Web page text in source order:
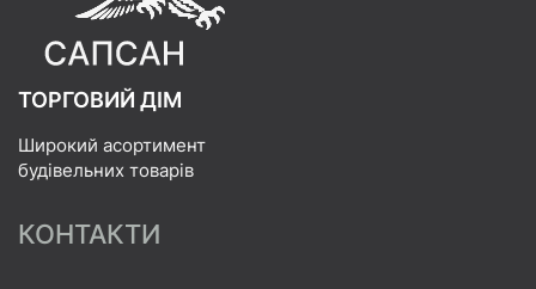
ТОРГОВИЙ ДІМ
Широкий асортимент
будівельних товарів
КОНТАКТИ